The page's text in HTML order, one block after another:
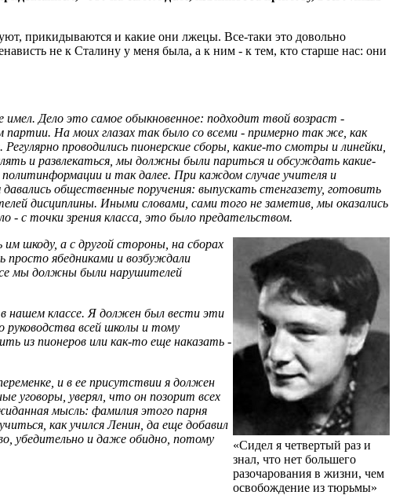
прикидываются и какие они лжецы. Все-таки это довольно
не к Сталину у меня была, а к ним - к тем, кто старше нас: они
Дело это самое обыкновенное: подходит твой возраст -
На моих глазах так было со всеми - примерно так же, как
проводились пионерские сборы, какие-то смотры и линейки,
и развлекаться, мы должны были париться и обсуждать какие-
и так далее. При каждом случае учителя и
общественные поручения: выпускать стенгазету, готовить
дисциплины. Иными словами, сами того не заметив, мы оказались
- с точки зрения класса, это было предательством.
«Сидел я четвертый раз и
знал, что нет большего
разочарования в жизни, чем
освобождение из тюрьмы»
им шкоду, а с другой стороны, на сборах
ябедниками и возбуждали
мы должны были нарушителей
в нашем классе. Я должен был вести эти
руководства всей школы и тому
из пионеров или как-то еще наказать -
и в ее присутствии я должен
уговоры, уверял, что он позорит всех
мысль: фамилия этого парня
как учился Ленин, да еще добавил
убедительно и даже обидно, потому